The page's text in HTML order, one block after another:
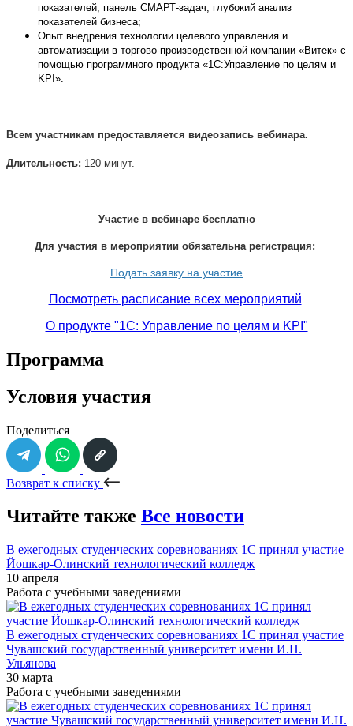
показателей, панель СМАРТ-задач, глубокий анализ
показателей бизнеса;
Опыт внедрения технологии целевого управления и
автоматизации в торгово-производственной компании «Витек» с
помощью программного продукта «1С:Управление по целям и
KPI».
Всем участникам предоставляется видеозапись вебинара.
Длительность: 120 минут.
Участие в вебинаре бесплатно
Для участия в мероприятии обязательна регистрация:
Подать заявку на участие
Посмотреть расписание всех мероприятий
О продукте "1С: Управление по целям и KPI"
Программа
Условия участия
Поделиться
Возврат к списку
Читайте также Все новости
В ежегодных студенческих соревнованиях 1С принял участие
Йошкар-Олинский технологический колледж
10 апреля
Работа с учебными заведениями
В ежегодных студенческих соревнованиях 1С принял участие
Чувашский государственный университет имени И.Н.
Ульянова
30 марта
Работа с учебными заведениями